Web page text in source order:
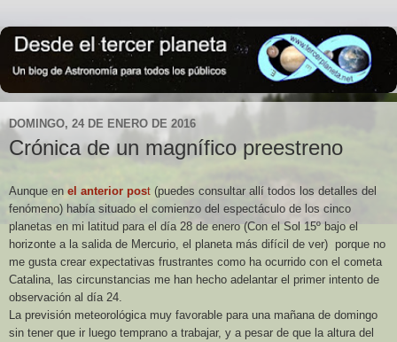
DOMINGO, 24 DE ENERO DE 2016
Crónica de un magnífico preestreno
Aunque en el anterior post (puedes consultar allí todos los detalles del
fenómeno) había situado el comienzo del espectáculo de los cinco
planetas en mi latitud para el día 28 de enero (Con el Sol 15º bajo el
horizonte a la salida de Mercurio, el planeta más difícil de ver) porque no
me gusta crear expectativas frustrantes como ha ocurrido con el cometa
Catalina, las circunstancias me han hecho adelantar el primer intento de
observación al día 24.
La previsión meteorológica muy favorable para una mañana de domingo
sin tener que ir luego temprano a trabajar, y a pesar de que la altura del